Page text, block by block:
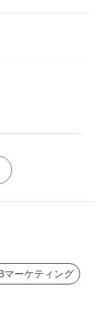
マーケティング